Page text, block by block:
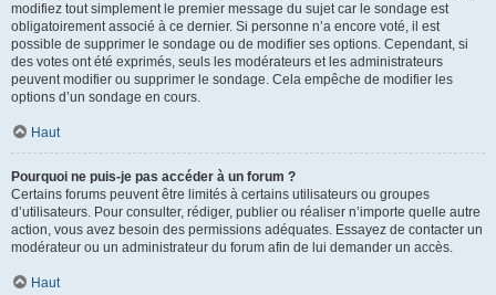
modifiez tout simplement le premier message du sujet car le sondage est
obligatoirement associé à ce dernier. Si personne n’a encore voté, il est
possible de supprimer le sondage ou de modifier ses options. Cependant, si
des votes ont été exprimés, seuls les modérateurs et les administrateurs
peuvent modifier ou supprimer le sondage. Cela empêche de modifier les
options d’un sondage en cours.
Haut
Pourquoi ne puis-je pas accéder à un forum ?
Certains forums peuvent être limités à certains utilisateurs ou groupes
d’utilisateurs. Pour consulter, rédiger, publier ou réaliser n’importe quelle autre
action, vous avez besoin des permissions adéquates. Essayez de contacter un
modérateur ou un administrateur du forum afin de lui demander un accès.
Haut